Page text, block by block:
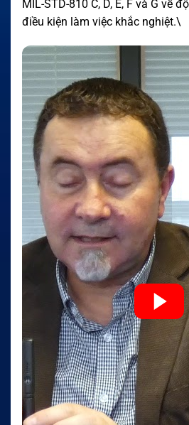
MIL-STD-810 C, D, E, F và G về
điều kiện làm việc khắc nghiệt.\